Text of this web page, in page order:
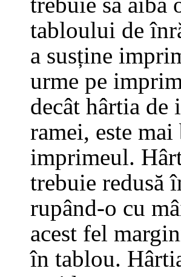
tabloului de
a susține
urme pe
decât hârtia de
ramei, este
imprimeul.
trebuie redusă
rupând-o cu
acest fel
în tablou.